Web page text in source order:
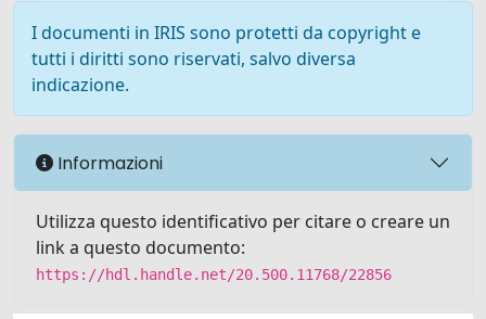
I documenti in IRIS sono protetti da copyright e
tutti i diritti sono riservati, salvo diversa
indicazione.
Informazioni
Utilizza questo identificativo per citare o creare un
link a questo documento:
https://hdl.handle.net/20.500.11768/22856